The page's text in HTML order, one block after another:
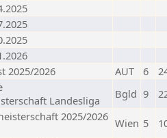
2025/2026 AUT 6
Landesliga
Bgld 9
2025/2026 Wien 5